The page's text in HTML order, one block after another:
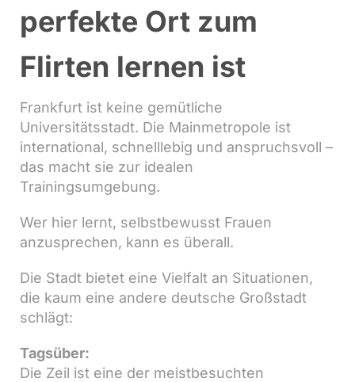
perfekte Ort zum
Flirten lernen ist
Frankfurt ist keine gemütliche
Universitätsstadt. Die Mainmetropole ist
international, schnelllebig und anspruchsvoll –
das macht sie zur idealen
Trainingsumgebung.
Wer hier lernt, selbstbewusst Frauen
anzusprechen, kann es überall.
Die Stadt bietet eine Vielfalt an Situationen,
die kaum eine andere deutsche Großstadt
schlägt:
Tagsüber:
Die Zeil ist eine der meistbesuchten